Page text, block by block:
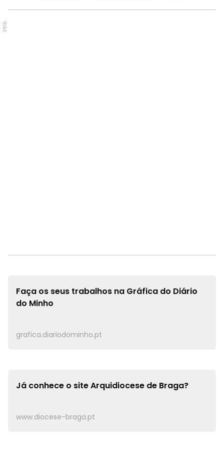
PUB.
Faça os seus trabalhos na Gráfica do Diário
do Minho
grafica.diariodominho.pt
Já conhece o siteArquidiocese de Braga?
www.diocese-braga.pt